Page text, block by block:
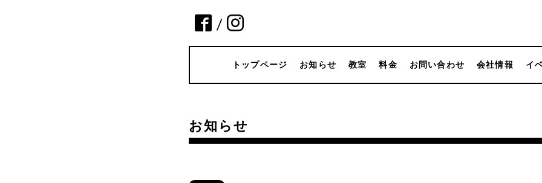
/
トップページ お知らせ 教室 料金 お問い合わせ 会社情報 イ
お知らせ